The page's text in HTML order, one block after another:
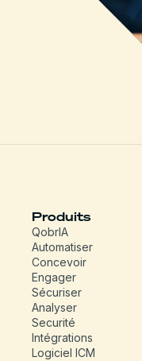
Produits
QobrIA
Automatiser
Concevoir
Engager
Sécuriser
Analyser
Securité
Intégrations
Logiciel ICM